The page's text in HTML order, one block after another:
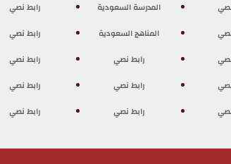
المدرسة السعودية
المناهج السعودية
رابط نصي
رابط نصي
رابط نصي
رابط نصي
رابط نصي
رابط نصي
رابط نصي
رابط نصي